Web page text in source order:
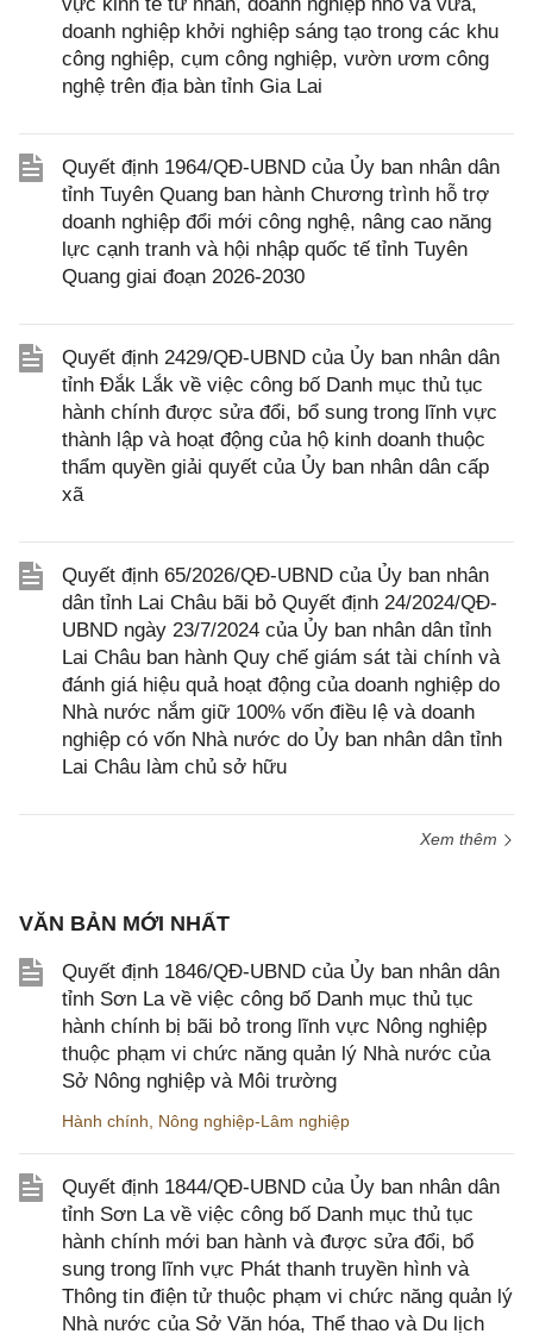
doanh nghiệp khởi nghiệp sáng tạo trong các khu
công nghiệp, cụm công nghiệp, vườn ươm công
nghệ trên địa bàn tỉnh Gia Lai
Quyết định 1964/QĐ-UBND của Ủy ban nhân dân
tỉnh Tuyên Quang ban hành Chương trình hỗ trợ
doanh nghiệp đổi mới công nghệ, nâng cao năng
lực cạnh tranh và hội nhập quốc tế tỉnh Tuyên
Quang giai đoạn 2026-2030
Quyết định 2429/QĐ-UBND của Ủy ban nhân dân
tỉnh Đắk Lắk về việc công bố Danh mục thủ tục
hành chính được sửa đổi, bổ sung trong lĩnh vực
thành lập và hoạt động của hộ kinh doanh thuộc
thẩm quyền giải quyết của Ủy ban nhân dân cấp
xã
Quyết định 65/2026/QĐ-UBND của Ủy ban nhân
dân tỉnh Lai Châu bãi bỏ Quyết định 24/2024/QĐ-
UBND ngày 23/7/2024 của Ủy ban nhân dân tỉnh
Lai Châu ban hành Quy chế giám sát tài chính và
đánh giá hiệu quả hoạt động của doanh nghiệp do
Nhà nước nắm giữ 100% vốn điều lệ và doanh
nghiệp có vốn Nhà nước do Ủy ban nhân dân tỉnh
Lai Châu làm chủ sở hữu
Xem thêm
VĂN BẢN MỚI NHẤT
Quyết định 1846/QĐ-UBND của Ủy ban nhân dân
tỉnh Sơn La về việc công bố Danh mục thủ tục
hành chính bị bãi bỏ trong lĩnh vực Nông nghiệp
thuộc phạm vi chức năng quản lý Nhà nước của
Sở Nông nghiệp và Môi trường
Hành chính Nông nghiệp-Lâm nghiệp
Quyết định 1844/QĐ-UBND của Ủy ban nhân dân
tỉnh Sơn La về việc công bố Danh mục thủ tục
hành chính mới ban hành và được sửa đổi, bổ
sung trong lĩnh vực Phát thanh truyền hình và
Thông tin điện tử thuộc phạm vi chức năng quản lý
Nhà nước của Sở Văn hóa, Thể thao và Du lịch